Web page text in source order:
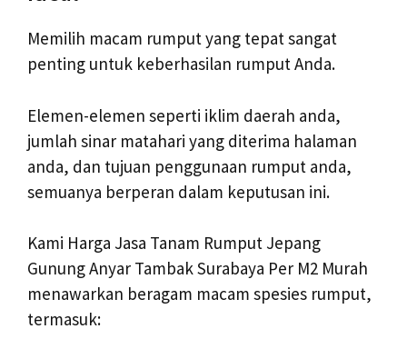
Memilih macam rumput yang tepat sangat
penting untuk keberhasilan rumput Anda.
Elemen-elemen seperti iklim daerah anda,
jumlah sinar matahari yang diterima halaman
anda, dan tujuan penggunaan rumput anda,
semuanya berperan dalam keputusan ini.
Kami Harga Jasa Tanam Rumput Jepang
Gunung Anyar Tambak Surabaya Per M2 Murah
menawarkan beragam macam spesies rumput,
termasuk: